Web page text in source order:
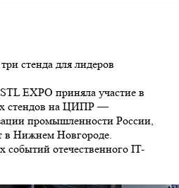
стенда для лидеров
EXPO приняла участие в
стендов на ЦИПР —
промышленности России,
в Нижнем Новгороде.
отечественного IT-